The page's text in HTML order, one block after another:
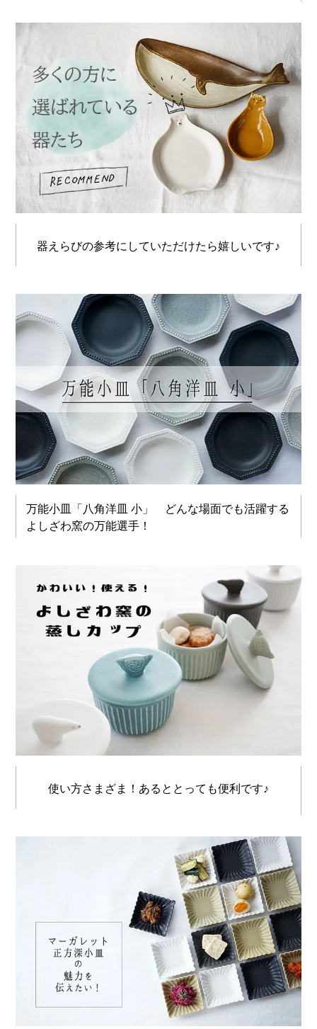
器えらびの参考にしていただけたら嬉しいです♪
万能小皿「八角洋皿 小」 どんな場面でも活躍する
よしざわ窯の万能選手！
使い方さまざま！あるととっても便利です♪